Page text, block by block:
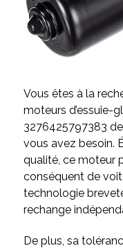
Vous êtes à la
moteurs d’essuie-
3276425797383
vous avez besoin.
qualité, ce moteur
conséquent de
technologie
rechange
De plus, sa